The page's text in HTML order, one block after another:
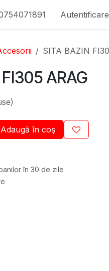
PieseAutentificare
SITA BAZIN
ARAG
Adaugă în coș
în 30 de zile